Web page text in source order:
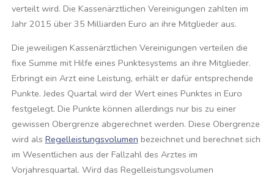
verteilt wird. Die Kassenärztlichen Vereinigungen zahlten im
Jahr 2015 über 35 Milliarden Euro an ihre Mitglieder aus.
Die jeweiligen Kassenärztlichen Vereinigungen verteilen die
fixe Summe mit Hilfe eines Punktesystems an ihre Mitglieder.
Erbringt ein Arzt eine Leistung, erhält er dafür entsprechende
Punkte. Jedes Quartal wird der Wert eines Punktes in Euro
festgelegt. Die Punkte können allerdings nur bis zu einer
gewissen Obergrenze abgerechnet werden. Diese Obergrenze
wird als Regelleistungsvolumen bezeichnet und berechnet sich
im Wesentlichen aus der Fallzahl des Arztes im
Vorjahresquartal. Wird das Regelleistungsvolumen